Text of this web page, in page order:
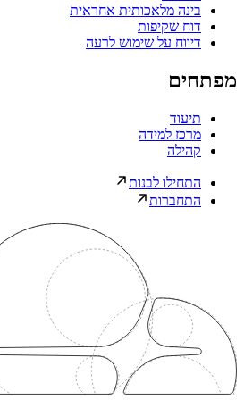
בינה מלאכותית אחראית
דוח שקיפות
דיווח על שימוש לרעה
מפתחים
תיעוד
מרכז למידה
קהילה
התחילו לבנות
התחברות